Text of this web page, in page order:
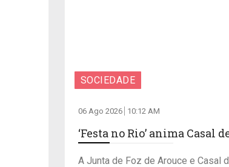
SOCIEDADE
06 Ago 2026 10:12 AM
‘Festa no Rio’ anima Casal
A Junta de Foz de Arouce e Casal